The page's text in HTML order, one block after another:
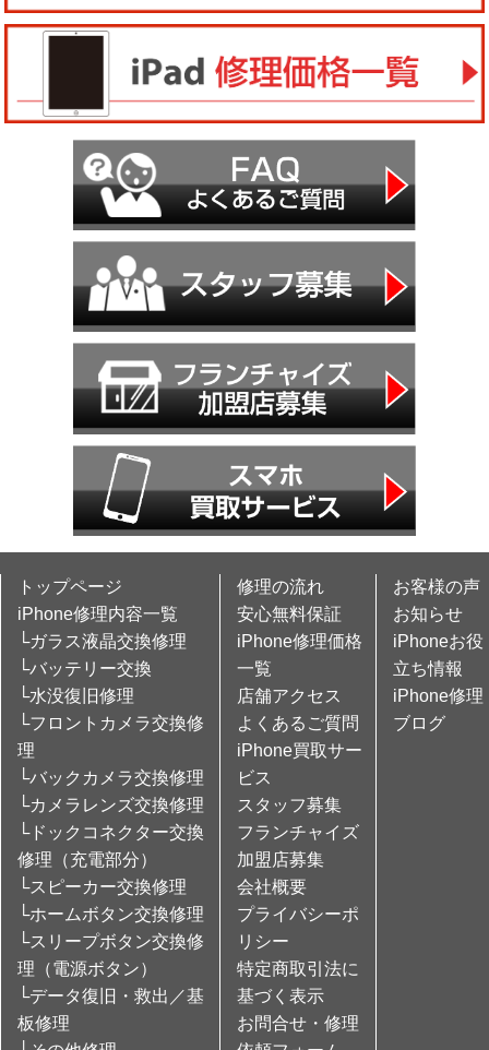
トップページ
iPhone修理内容一覧
└ガラス液晶交換修理
└バッテリー交換
└水没復旧修理
└フロントカメラ交換修
理
└バックカメラ交換修理
└カメラレンズ交換修理
└ドックコネクター交換
修理（充電部分）
└スピーカー交換修理
└ホームボタン交換修理
└スリープボタン交換修
理（電源ボタン）
└データ復旧・救出／基
板修理
修理の流れ
安心無料保証
iPhone修理価格
一覧
店舗アクセス
よくあるご質問
iPhone買取サー
ビス
スタッフ募集
フランチャイズ
加盟店募集
会社概要
プライバシーポ
リシー
特定商取引法に
基づく表示
お問合せ・修理
お客様の声
お知らせ
iPhoneお役
立ち情報
iPhone修理
ブログ